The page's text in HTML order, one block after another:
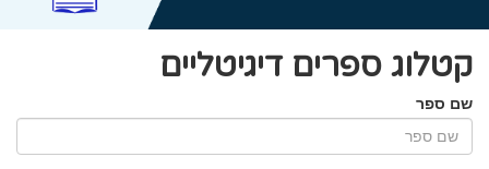
קטלוג ספרים דיגיטליים
שם ספר